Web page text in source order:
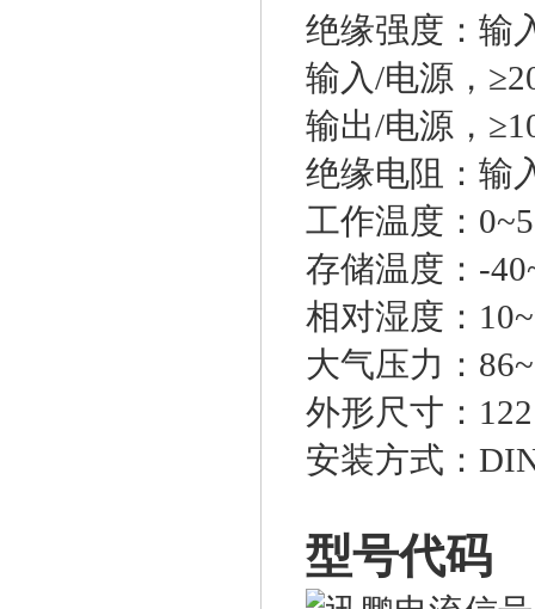
绝缘强度：输
输入/电源，
输出/电源，
绝缘电阻：输
工作温度：
存储温度：-
相对湿度：
大气压力：
外形尺寸：
安装方式：
型号代码